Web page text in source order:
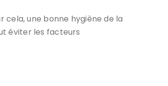
une bonne hygiène de la
éviter les facteurs